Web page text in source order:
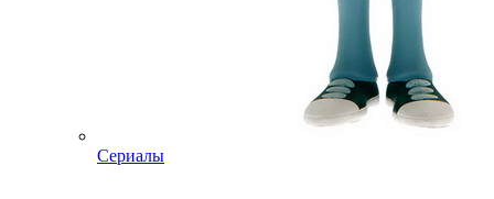
Сериалы